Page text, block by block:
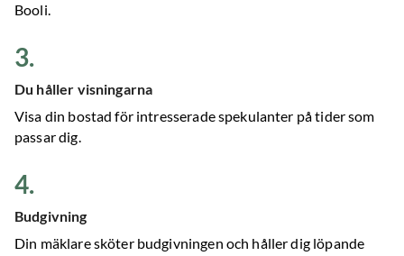
Booli.
3.
Du håller visningarna
Visa din bostad för intresserade spekulanter på tider som
passar dig.
4.
Budgivning
Din mäklare sköter budgivningen och håller dig löpande